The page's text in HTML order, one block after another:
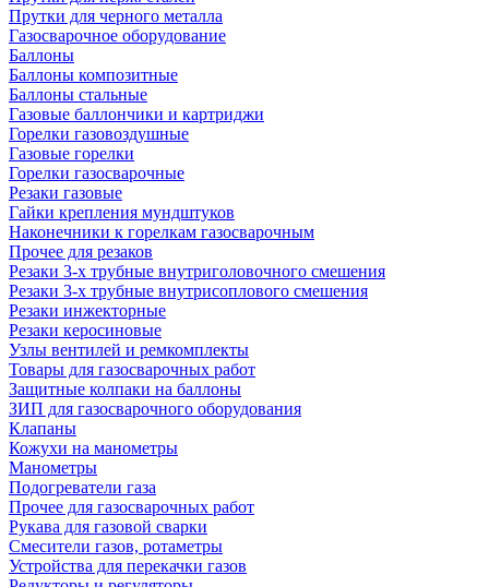
Прутки для черного металла
Газосварочное оборудование
Баллоны
Баллоны композитные
Баллоны стальные
Газовые баллончики и картриджи
Горелки газовоздушные
Газовые горелки
Горелки газосварочные
Резаки газовые
Гайки крепления мундштуков
Наконечники к горелкам газосварочным
Прочее для резаков
Резаки 3-х трубные внутриголовочного смешения
Резаки 3-х трубные внутрисоплового смешения
Резаки инжекторные
Резаки керосиновые
Узлы вентилей и ремкомплекты
Товары для газосварочных работ
Защитные колпаки на баллоны
ЗИП для газосварочного оборудования
Клапаны
Кожухи на манометры
Манометры
Подогреватели газа
Прочее для газосварочных работ
Рукава для газовой сварки
Смесители газов, ротаметры
Устройства для перекачки газов